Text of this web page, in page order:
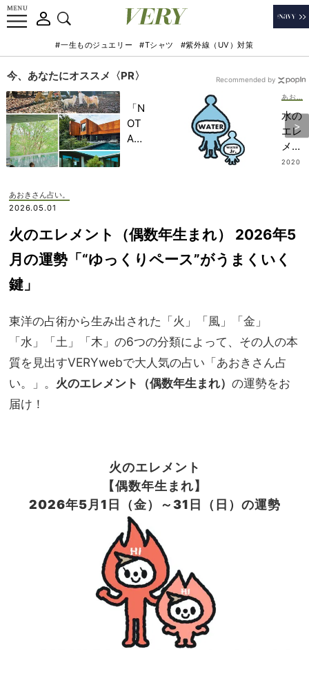
#一生ものジュエリー #Tシャツ #紫外線（UV）対策
今、あなたにオススメ〈PR〉
「N
OT
A
記憶
に一
生残
家族
旅】
を
水の
エレ
メン
ト
202
1年1
／
勢
後半
ら、
2020
Recommended by
あおきさん占い。
2026.05.01
火のエレメント（偶数年生まれ） 2026年5
月の運勢「“ゆっくりペース”がうまくいく
鍵」
東洋の占術から生み出された「火」「風」「金」
「水」「土」「木」の6つの分類によって、その人の本
質を見出すVERYwebで大人気の占い「あおきさん占
い。」。 火のエレメント（偶数年生まれ） の運勢をお
届け！
火のエレメント
【偶数年生まれ】
2026年5月 1 日（金）～31 日（日）の運勢